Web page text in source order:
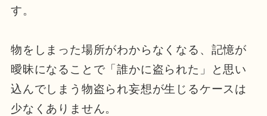
す。
物をしまった場所がわからなくなる、記憶が
曖昧になることで「誰かに盗られた」と思い
込んでしまう物盗られ妄想が生じるケースは
少なくありません。